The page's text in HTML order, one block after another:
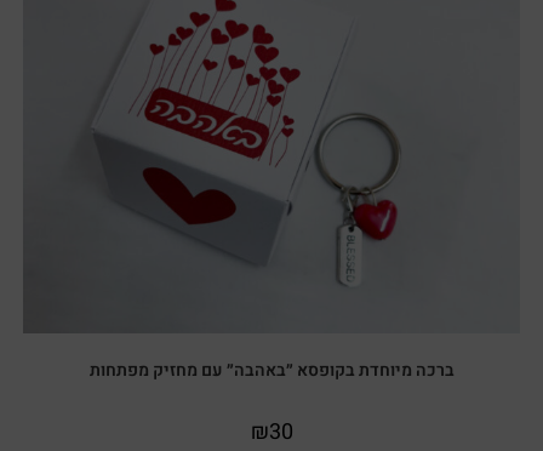
ברכה מיוחדת בקופסא ״באהבה״ עם מחזיק מפתחות
₪30